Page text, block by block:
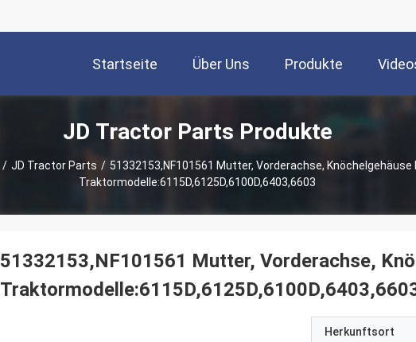
Startseite Über Uns Produkte
JD Tractor Parts Produkte
/ JD Tractor Parts / 51332153,NF101561 Mutter, Vorderachse, Knöchelgehäuse
Traktormodelle:6115D,6125D,6100D,6403,6603
51332153,NF101561 Mutter, Vorderachse,
Herkunftsort